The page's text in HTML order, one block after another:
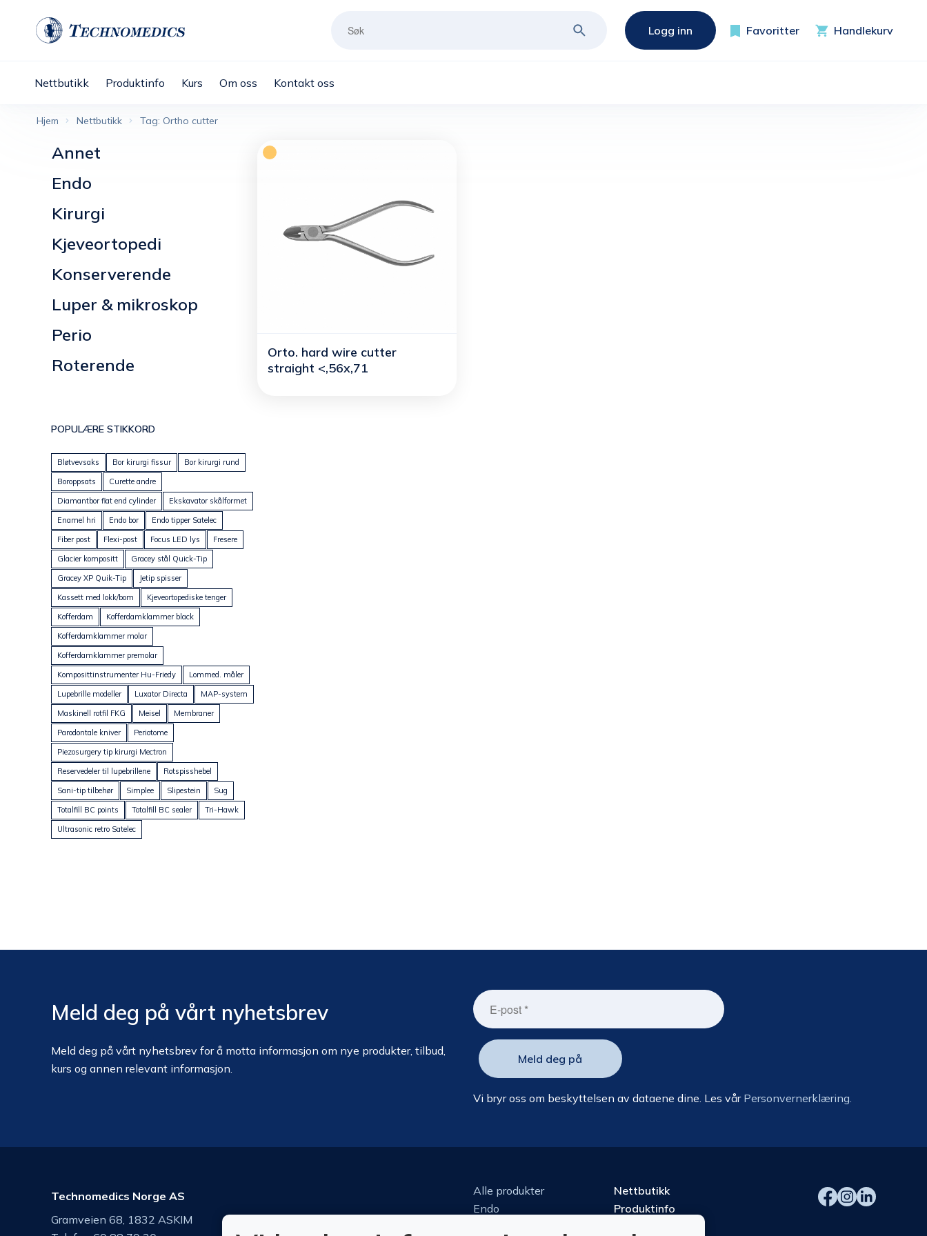
Logg inn Favoritter Handlekurv
Nettbutikk Produktinfo Kurs Om oss Kontakt oss
Hjem Nettbutikk Tag: Ortho cutter
Orto. hard wire cutter
straight <,56x,71
Annet
Endo
Kirurgi
Kjeveortopedi
Konserverende
Luper & mikroskop
Perio
Roterende
POPULÆRE STIKKORD
Bløtvevsaks Bor kirurgi fissur
Bor kirurgi rund
Boroppsats
Curette andre
Diamantbor flat end cylinder
Ekskavator skålformet
Enamel hri
Endo bor
Endo tipper Satelec
Fiber post
Flexi-post Focus LED lys
Fresere
Glacier kompositt
Gracey stål Quick-Tip
Gracey XP Quik-Tip
Jetip spisser
Kassett med lokk/bom
Kjeveortopediske tenger
Kofferdam
Kofferdamklammer black
Kofferdamklammer molar
Kofferdamklammer premolar
Komposittinstrumenter Hu-Friedy
Lommed. måler
Lupebrille modeller
Luxator Directa
MAP-system
Maskinell rotfil FKG
Meisel
Membraner
Parodontale kniver
Periotome
Piezosurgery tip kirurgi Mectron
Reservedeler til lupebrillene
Rotspisshebel
Sani-tip tilbehør
Simplee Slipestein
Sug
Totalfill BC points
Totalfill BC sealer
Tri-Hawk
Ultrasonic retro Satelec
Meld deg på vårt nyhetsbrev
Meld deg på vårt nyhetsbrev for å motta informasjon om nye produkter, tilbud,
kurs og annen relevant informasjon.
Vi bryr oss om beskyttelsen av dataene dine. Les vår Personvernerklæring.
Technomedics Norge AS
Gramveien 68, 1832 ASKIM
Alle produkter
Endo
Nettbutikk
Produktinfo